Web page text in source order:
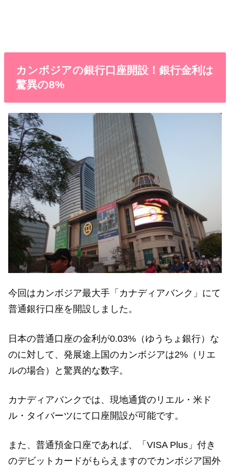
カンボジアの銀行口座開設！銀行金利は
驚異の8%
今回はカンボジア最大手「カナディアバンク」にて
普通銀行口座を開設しました。
日本の普通口座の金利が0.03%（ゆうちょ銀行）な
のに対して、発展途上国のカンボジアは2%（リエ
ルの場合）と驚異的な数字。
カナディアバンクでは、現地通貨のリエル・米ド
ル・タイバーツにて口座開設が可能です。
また、普通預金口座であれば、「VISA Plus」付き
のデビットカードがもらえますのでカンボジア国外